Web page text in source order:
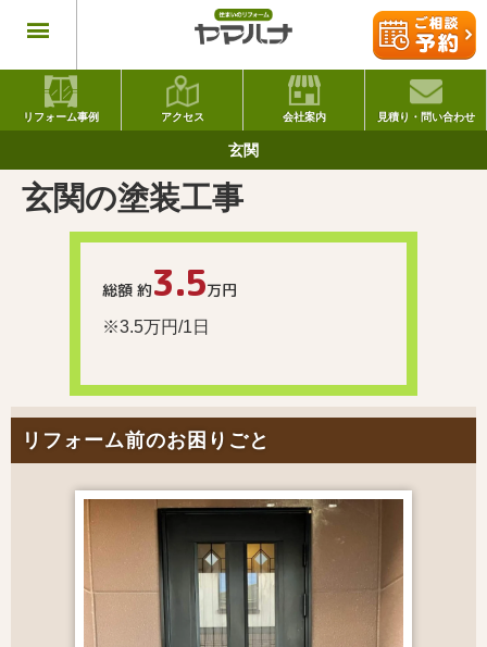
リフォーム事例 アクセス 会社案内 見積り・問い合わせ
玄関
玄関の塗装工事
総額 約3.5万円
※3.5万円/1日
リフォーム前のお困りごと